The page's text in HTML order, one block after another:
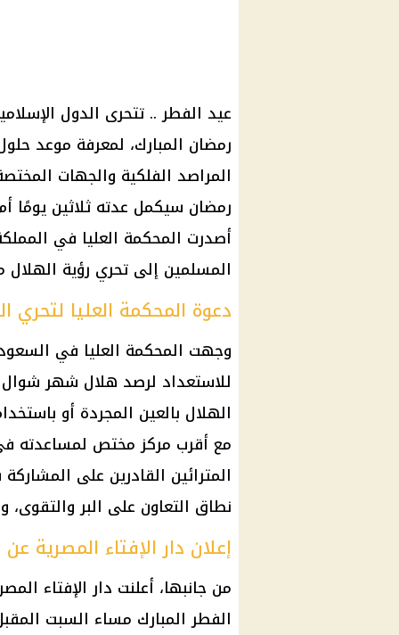
عيد الفطر .. تتحرى الدول
رمضان المبارك، لمعرفة موعد
المراصد الفلكية والجهات
رمضان سيكمل عدته ثلاثين يومًا
أصدرت المحكمة العليا في
المسلمين إلى تحري رؤية
دعوة المحكمة العليا لتحري
وجهت المحكمة العليا في
للاستعداد لرصد هلال شهر
الهلال بالعين المجردة أو
مع أقرب مركز مختص لمساعدته
المترائين القادرين على
نطاق التعاون على البر والتقوى،
إعلان دار الإفتاء المصرية
من جانبها، أعلنت دار الإفتاء
الفطر المبارك مساء السبت